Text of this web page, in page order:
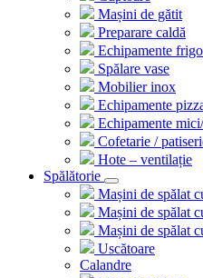
Mașini de gătit
Preparare caldă
Echipamente
Spălare vase
Mobilier inox
Echipamente
Echipamente
Cofetarie /
Hote – ventilație
Spălătorie
Mașini de spălat
Mașini de spălat
Mașini de spălat
Uscătoare
Calandre